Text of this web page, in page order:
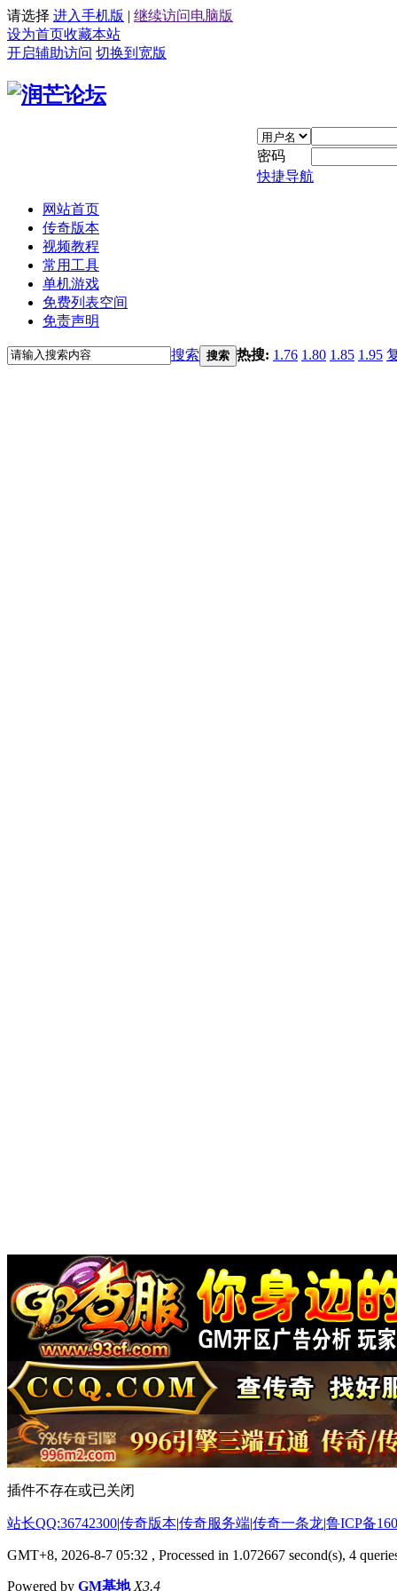
请选择 进入手机版 | 继续访问电脑版
设为首页收藏本站
开启辅助访问 切换到宽版
密码
快捷导航
网站首页
传奇版本
视频教程
常用工具
单机游戏
免费列表空间
免责声明
搜索 搜索 热搜: 1.76 1.80 1.85 1.95
插件不存在或已关闭
站长QQ:36742300|传奇版本|传奇服务端|传奇一条龙|鲁ICP备
GMT+8, 2026-8-7 05:32 , Processed in 1.072667 second(s), 4
Powered by GM基地 X3.4